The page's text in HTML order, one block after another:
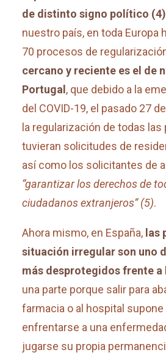
de distinto signo político (4)
nuestro país, en toda Europa
70 procesos de
cercano y reciente es el de
Portugal , que debido a la
del COVID-19, el pasado 27
la regularización de todas
tuvieran solicitudes de
así como los solicitantes de
“garantizar los derechos de
ciudadanos extranjeros” (5).
Ahora mismo, en España, las
situación irregular son uno
más desprotegidos frente a
una parte porque salir para
farmacia o al hospital
enfrentarse a una
jugarse su propia